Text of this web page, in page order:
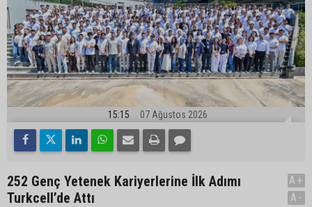
15:15 07 Ağustos 2026
252 Genç Yetenek Kariyerlerine İlk Adımı
Turkcell’de Attı
A+
A-